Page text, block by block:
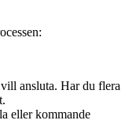
:
vill ansluta. Har du flera
.
eller kommande